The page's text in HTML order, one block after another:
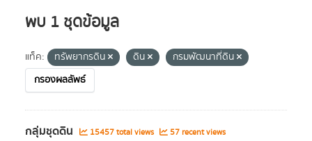
พบ 1 ชุดข้อมูล
แท็ค: ทรัพยากรดิน ดิน
กรมพัฒนาที่ดิน
กรองผลลัพธ์
กลุ่มชุดดิน 15457 total views 57 recent views